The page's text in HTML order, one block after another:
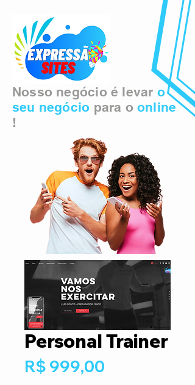
Nosso negócio é levar o
seu negócio para o online
!
Personal Trainer
R$ 999,00